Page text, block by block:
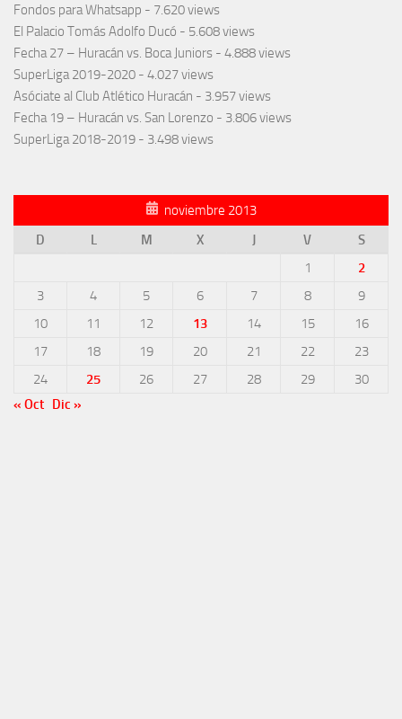
Fondos para Whatsapp - 7.620 views
El Palacio Tomás Adolfo Ducó - 5.608 views
Fecha 27 – Huracán vs. Boca Juniors - 4.888 views
SuperLiga 2019-2020 - 4.027 views
Asóciate al Club Atlético Huracán - 3.957 views
Fecha 19 – Huracán vs. San Lorenzo - 3.806 views
SuperLiga 2018-2019 - 3.498 views
noviembre 2013
D
L M X J V
S
1
2
3
4 5 6 7 8
9
10
11 12 13 14 15
16
17
18 19 20 21 22
23
24
25 26 27 28 29
30
« Oct Dic »